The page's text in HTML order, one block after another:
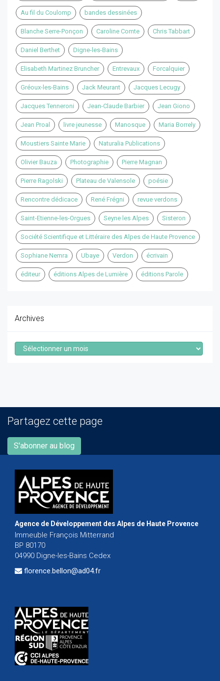
Au fil du Coulomp bandes dessinées
Blanche Serre-Ponçon Caroline Comte Chris Tabbart
Daniel Berthet Digne-les-Bains
Elisabeth Martinez Bruncher Entrevaux Forcalquier
Gréoux-les-Bains Jack Meurant Jacques Lecugy
Jacques Tenneroni Jean-Claude Barbier Jean Giono
Jean Proal livre jeunesse Manosque Maria Borrely
Moustiers Sainte Marie Naturalia Publications
Olivier Bauza Photographie Pierre Magnan
Pierre Ragolski Plateau de Valensole poésie
Rencontre dédicace René Frégni revue verdons
Saint-Etienne-les-Orgues Seyne les Alpes Sisteron
Société Scientifique et Littéraire des Alpes de Haute Provence
Sophiane Nemra Ubaye Verdon écrivain
éditeur éditions Alpes de Lumière éditions Parole
Archives
Archives
Partagez cette page
S'abonner au blog
Agence de Développement des Alpes de Haute Provence
Immeuble François Mitterrand
BP 80170
04990 Digne-les-Bains Cedex
florence.bellon@ad04.fr